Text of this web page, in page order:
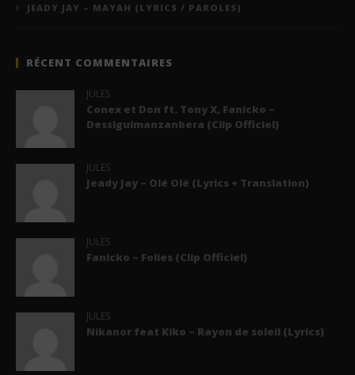
JEADY JAY – MAYAH (LYRICS / PAROLES)
RÉCENT COMMENTAIRES
JULES
Conex et Don ft. Tony X, Fanicko –
Dessiguimanzanbera (Clip Officiel)
JULES
Jeady Jay – Olé Olé (Lyrics + Translation)
JULES
Fanicko – Folies (Clip Officiel)
JULES
Nikanor feat Kiko – Rayon de soleil (Lyrics)